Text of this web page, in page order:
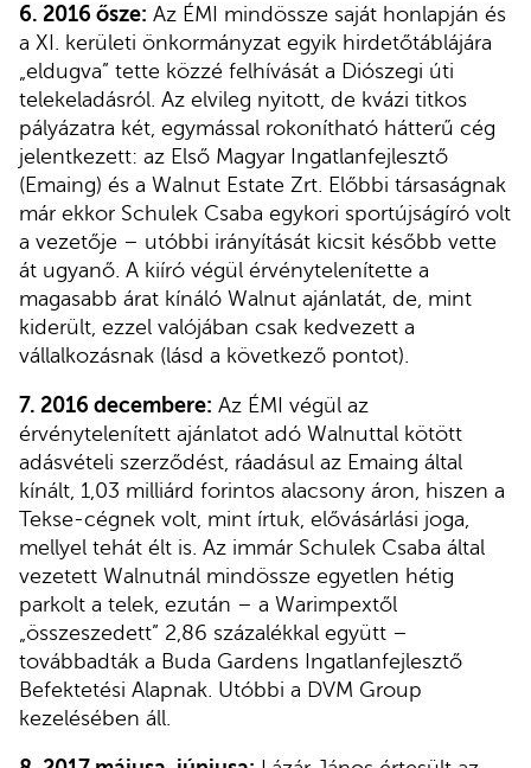
6. 2016 ősze: Az ÉMI mindössze saját honlapján és
a XI. kerületi önkormányzat egyik hirdetőtáblájára
„eldugva” tette közzé felhívását a Diószegi úti
telekeladásról. Az elvileg nyitott, de kvázi titkos
pályázatra két, egymással rokonítható hátterű cég
jelentkezett: az Első Magyar Ingatlanfejlesztő
(Emaing) és a Walnut Estate Zrt. Előbbi társaságnak
már ekkor Schulek Csaba egykori sportújságíró volt
a vezetője – utóbbi irányítását kicsit később vette
át ugyanő. A kiíró végül érvénytelenítette a
magasabb árat kínáló Walnut ajánlatát, de, mint
kiderült, ezzel valójában csak kedvezett a
vállalkozásnak (lásd a következő pontot).
7. 2016 decembere: Az ÉMI végül az
érvénytelenített ajánlatot adó Walnuttal kötött
adásvételi szerződést, ráadásul az Emaing által
kínált, 1,03 milliárd forintos alacsony áron, hiszen a
Tekse-cégnek volt, mint írtuk, elővásárlási joga,
mellyel tehát élt is. Az immár Schulek Csaba által
vezetett Walnutnál mindössze egyetlen hétig
parkolt a telek, ezután – a Warimpextől
„összeszedett” 2,86 százalékkal együtt –
továbbadták a Buda Gardens Ingatlanfejlesztő
Befektetési Alapnak. Utóbbi a DVM Group
kezelésében áll.